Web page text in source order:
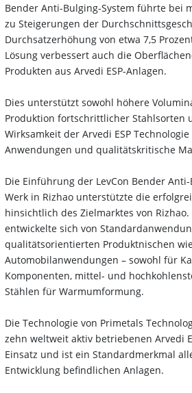
Bender Anti-Bulging-System führte bei
zu Steigerungen der
Durchsatzerhöhung von etwa 7,5
Lösung verbessert auch die
Produkten aus Arvedi ESP-Anlagen.
Dies unterstützt sowohl höhere
Produktion fortschrittlicher Stahlsorten
Wirksamkeit der Arvedi ESP
Anwendungen und qualitätskritische
Die Einführung der LevCon Bender
Werk in Rizhao unterstützte die
hinsichtlich des Zielmarktes von
entwickelte sich von
qualitätsorientierten Produktnischen
Automobilanwendungen – sowohl für
Komponenten, mittel- und
Stählen für Warmumformung.
Die Technologie von Primetals
zehn weltweit aktiv betriebenen Arvedi
Einsatz und ist ein Standardmerkmal
Entwicklung befindlichen Anlagen.